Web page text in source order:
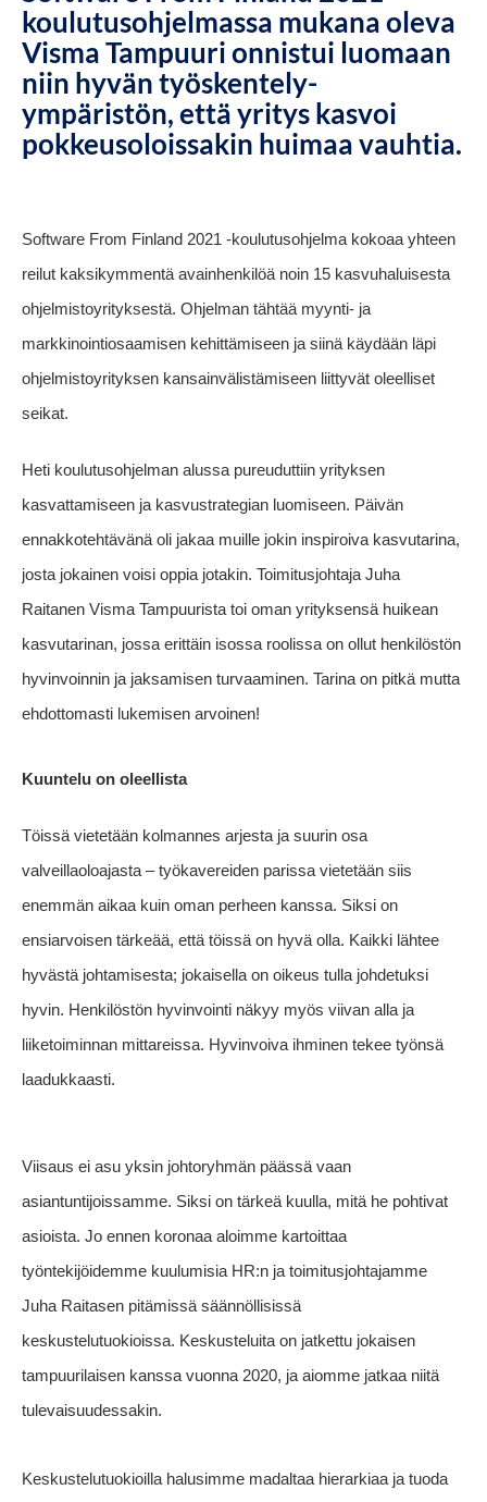
koulutusohjelmassa mukana oleva
Visma Tampuuri onnistui luomaan
niin hyvän työskentely-
ympäristön, että yritys kasvoi
pokkeusoloissakin huimaa vauhtia.
Software From Finland 2021 -koulutusohjelma kokoaa yhteen
reilut kaksikymmentä avainhenkilöä noin 15 kasvuhaluisesta
ohjelmistoyrityksestä. Ohjelman tähtää myynti- ja
markkinointiosaamisen kehittämiseen ja siinä käydään läpi
ohjelmistoyrityksen kansainvälistämiseen liittyvät oleelliset
seikat.
Heti koulutusohjelman alussa pureuduttiin yrityksen
kasvattamiseen ja kasvustrategian luomiseen. Päivän
ennakkotehtävänä oli jakaa muille jokin inspiroiva kasvutarina,
josta jokainen voisi oppia jotakin. Toimitusjohtaja Juha
Raitanen Visma Tampuurista toi oman yrityksensä huikean
kasvutarinan, jossa erittäin isossa roolissa on ollut henkilöstön
hyvinvoinnin ja jaksamisen turvaaminen. Tarina on pitkä mutta
ehdottomasti lukemisen arvoinen!
Kuuntelu on oleellista
Töissä vietetään kolmannes arjesta ja suurin osa
valveillaoloajasta – työkavereiden parissa vietetään siis
enemmän aikaa kuin oman perheen kanssa. Siksi on
ensiarvoisen tärkeää, että töissä on hyvä olla. Kaikki lähtee
hyvästä johtamisesta; jokaisella on oikeus tulla johdetuksi
hyvin. Henkilöstön hyvinvointi näkyy myös viivan alla ja
liiketoiminnan mittareissa. Hyvinvoiva ihminen tekee työnsä
laadukkaasti.
Viisaus ei asu yksin johtoryhmän päässä vaan
asiantuntijoissamme. Siksi on tärkeä kuulla, mitä he pohtivat
asioista. Jo ennen koronaa aloimme kartoittaa
työntekijöidemme kuulumisia HR:n ja toimitusjohtajamme
Juha Raitasen pitämissä säännöllisissä
keskustelutuokioissa. Keskusteluita on jatkettu jokaisen
tampuurilaisen kanssa vuonna 2020, ja aiomme jatkaa niitä
tulevaisuudessakin.
Keskustelutuokioilla halusimme madaltaa hierarkiaa ja tuoda